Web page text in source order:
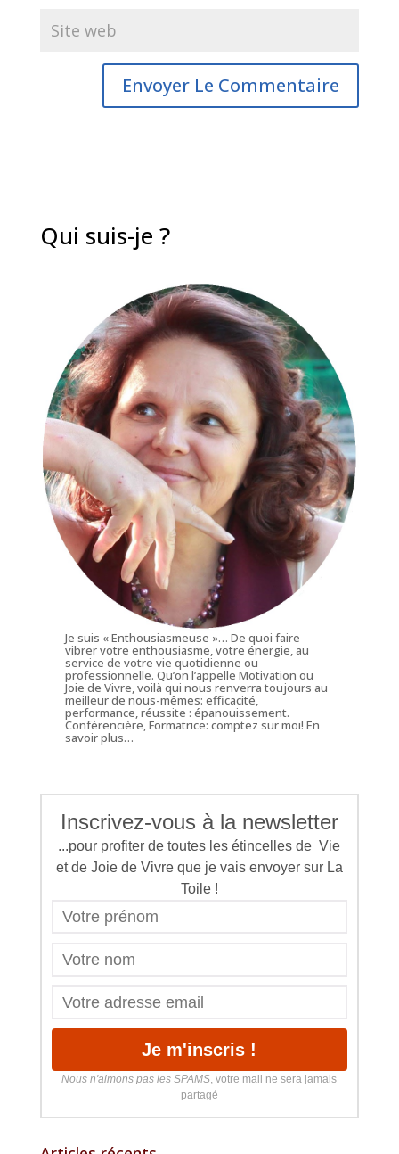
Qui suis-je ?
Je suis « Enthousiasmeuse »… De quoi faire
vibrer votre enthousiasme, votre énergie, au
service de votre vie quotidienne ou
professionnelle. Qu’on l’appelle Motivation ou
Joie de Vivre, voilà qui nous renverra toujours au
meilleur de nous-mêmes: efficacité,
performance, réussite : épanouissement.
Conférencière, Formatrice: comptez sur moi!En
savoir plus…
Inscrivez-vous à la newsletter
...pour profiter de toutes les étincelles de Vie
et de Joie de Vivre que je vais envoyer sur La
Toile !
Nous n'aimons pas les SPAMS, votre mail ne sera jamais
partagé